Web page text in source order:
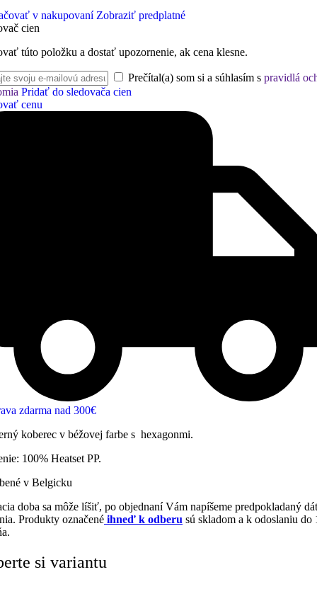
v nakupovaní Zobraziť predplatné
cien
túto položku a dostať upozornenie, ak cena klesne.
Prečítal(a) som si a súhlasím s pravidlá
Pridať do sledovača cien
cenu
zdarma nad 300€
koberec v béžovej farbe s hexagonmi.
100% Heatset PP.
v Belgicku
doba sa môže líšiť, po objednaní Vám napíšeme predpokladaný
Produkty označené ihneď k odberu sú skladom a k odoslaniu do
si variantu